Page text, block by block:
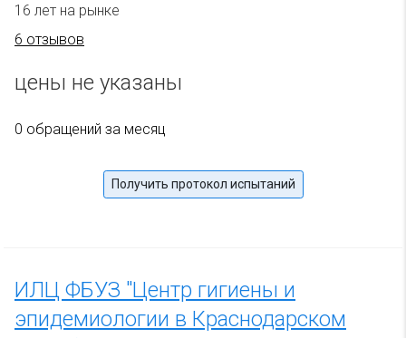
16 лет на рынке
6 отзывов
цены не указаны
0 обращений за месяц
Получить протокол испытаний
ИЛЦ ФБУЗ "Центр гигиены и
эпидемиологии в Краснодарском